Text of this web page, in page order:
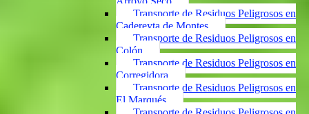
Transporte de Residuos Peligrosos en
Cadereyta de Montes
Transporte de Residuos Peligrosos en
Colón
Transporte de Residuos Peligrosos en
Corregidora
Transporte de Residuos Peligrosos en
El Marqués